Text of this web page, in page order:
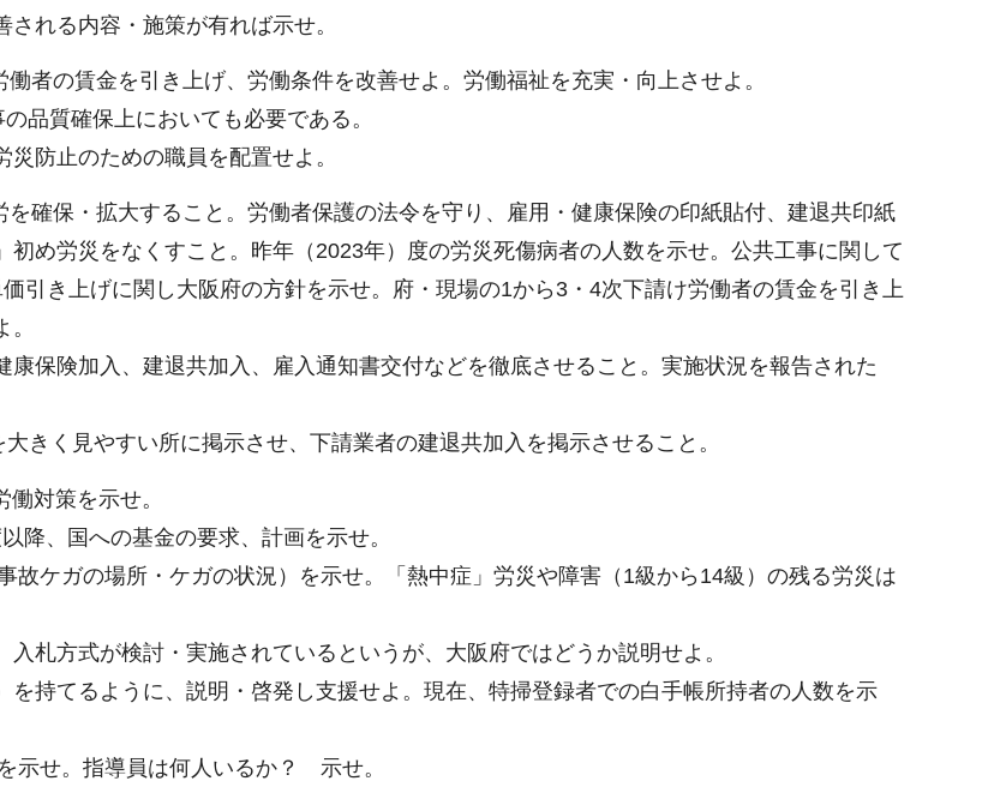
れる内容・施策が有れば示せ。
者の賃金を引き上げ、労働条件を改善せよ。労働福祉を充実・向上させよ。
品質確保上においても必要である。
防止のための職員を配置せよ。
確保・拡大すること。労働者保護の法令を守り、雇用・健康保険の印紙貼付、建退共印紙
め労災をなくすこと。昨年（2023年）度の労災死傷病者の人数を示せ。公共工事に関して
引き上げに関し大阪府の方針を示せ。府・現場の1から3・4次下請け労働者の賃金を引き上
康保険加入、建退共加入、雇入通知書交付などを徹底させること。実施状況を報告された
きく見やすい所に掲示させ、下請業者の建退共加入を掲示させること。
対策を示せ。
降、国への基金の要求、計画を示せ。
故ケガの場所・ケガの状況）を示せ。「熱中症」労災や障害（1級から14級）の残る労災は
入札方式が検討・実施されているというが、大阪府ではどうか説明せよ。
を持てるように、説明・啓発し支援せよ。現在、特掃登録者での白手帳所持者の人数を示
示せ。指導員は何人いるか？ 示せ。